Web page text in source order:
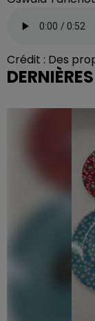
Crédit : Des